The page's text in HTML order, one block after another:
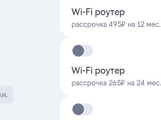
Wi-Fi роутер
рассрочка 495₽ на 12 мес.
Wi-Fi роутер
рассрочка 265₽ на 24 мес.